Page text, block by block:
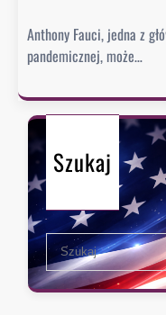
Anthony Fauci, jedna z
pandemicznej, może…
Szukaj
S
e
a